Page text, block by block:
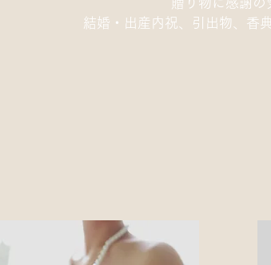
贈り物に感謝の
結婚・出産内祝、引出物、香